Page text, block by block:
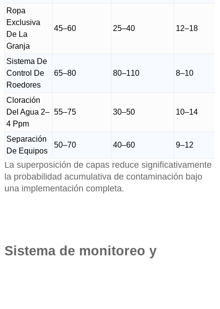
Ropa
Exclusiva
De La
Granja
45–60 25–40 12–18
Sistema De
Control De
Roedores
65–80 80–110 8–10
Cloración
Del Agua 2–
4 Ppm
55–75 30–50 10–14
Separación
De Equipos
50–70 40–60 9–12
La superposición de capas reduce significativamente
la probabilidad acumulativa de contaminación bajo
una implementación completa.
Sistema de monitoreo y